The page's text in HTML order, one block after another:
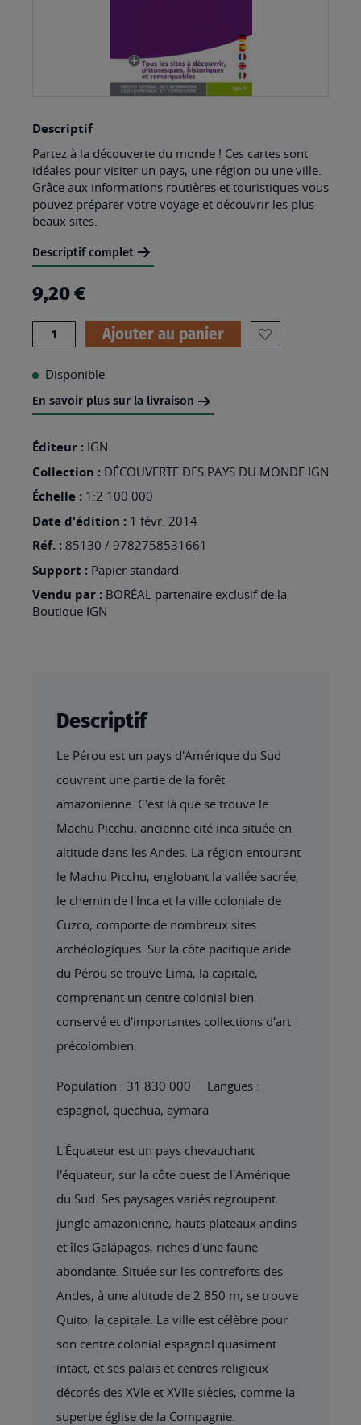
to
the
beginning
of
the
images
Descriptif
Partez à la découverte du monde ! Ces cartes sont
idéales pour visiter un pays, une région ou une ville.
Grâce aux informations routières et touristiques vous
pouvez préparer votre voyage et découvrir les plus
beaux sites.
Descriptif complet
9,20 €
Quantité Ajouter au panier
AJOUTER
:
Disponible
En savoir plus sur la livraison
Éditeur : IGN
Collection : DÉCOUVERTE DES PAYS DU MONDE IGN
Échelle : 1:2 100 000
Date d'édition : 1 févr. 2014
Réf. : 85130 / 9782758531661
Support : Papier standard
Vendu par : BORÉAL partenaire exclusif de la
Boutique IGN
Descriptif
Le Pérou est un pays d'Amérique du Sud
couvrant une partie de la forêt
amazonienne. C'est là que se trouve le
Machu Picchu, ancienne cité inca située en
altitude dans les Andes. La région entourant
le Machu Picchu, englobant la vallée sacrée,
le chemin de l'Inca et la ville coloniale de
Cuzco, comporte de nombreux sites
archéologiques. Sur la côte pacifique aride
du Pérou se trouve Lima, la capitale,
comprenant un centre colonial bien
conservé et d'importantes collections d'art
précolombien.
Population : 31 830 000 Langues :
espagnol, quechua, aymara
L'Équateur est un pays chevauchant
l'équateur, sur la côte ouest de l'Amérique
du Sud. Ses paysages variés regroupent
jungle amazonienne, hauts plateaux andins
et îles Galápagos, riches d'une faune
abondante. Située sur les contreforts des
Andes, à une altitude de 2 850 m, se trouve
Quito, la capitale. La ville est célèbre pour
son centre colonial espagnol quasiment
intact, et ses palais et centres religieux
décorés des XVIe et XVIIe siècles, comme la
superbe église de la Compagnie.